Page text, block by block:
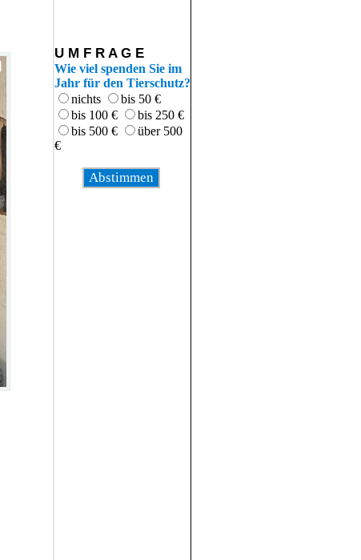
U M F R A G E
Wie viel spenden Sie im
Jahr für den Tierschutz?
nichts
bis 50 €
bis 100 €
bis 250 €
bis 500 €
über 500
€